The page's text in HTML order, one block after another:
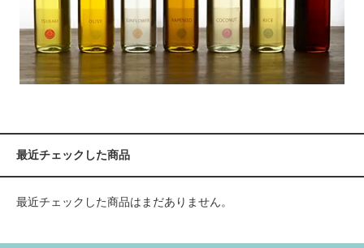
最近チェックした商品
最近チェックした商品はまだありません。